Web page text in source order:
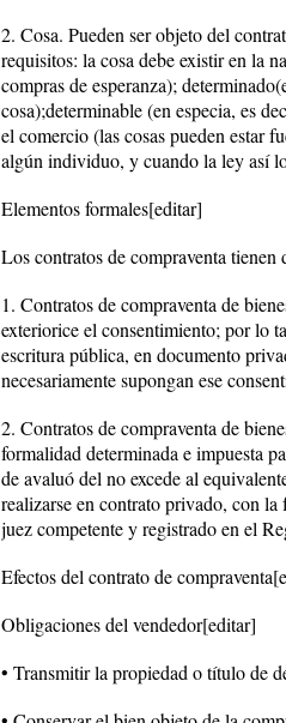
2. Cosa. Pueden ser objeto del
requisitos: la cosa debe existir en la
compras de esperanza);
cosa);determinable (en especia, es
el comercio (las cosas pueden estar
algún individuo, y cuando la ley así
Elementos formales[editar]
Los contratos de compraventa tienen
1. Contratos de compraventa de
exteriorice el consentimiento; por lo
escritura pública, en documento
necesariamente supongan ese
2. Contratos de compraventa de
formalidad determinada e impuesta
de avaluó del no excede al
realizarse en contrato privado, con la
juez competente y registrado en el
Efectos del contrato de
Obligaciones del vendedor[editar]
• Transmitir la propiedad o título de